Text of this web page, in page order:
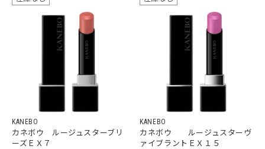
KANEBO
カネボウ ルージュスターブリ
ーズＥＸ７
KANEBO
カネボウ ルージュスターヴ
ァイブラントＥＸ１５